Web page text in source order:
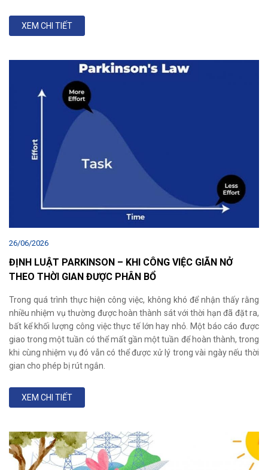
XEM CHI TIẾT
26/06/2026
ĐỊNH LUẬT PARKINSON – KHI CÔNG VIỆC GIÃN NỞ
THEO THỜI GIAN ĐƯỢC PHÂN BỔ
Trong quá trình thực hiện công việc, không khó để nhận thấy rằng
nhiều nhiệm vụ thường được hoàn thành sát với thời hạn đã đặt ra,
bất kể khối lượng công việc thực tế lớn hay nhỏ. Một báo cáo được
giao trong một tuần có thể mất gần một tuần để hoàn thành, trong
khi cùng nhiệm vụ đó vẫn có thể được xử lý trong vài ngày nếu thời
gian cho phép bị rút ngắn.
XEM CHI TIẾT